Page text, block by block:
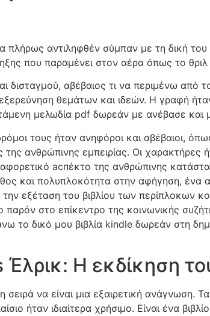
αντιληφθέν σύμπαν με τη δική του
που παραμένει στον αέρα όπως το θριλ
δισταγμού, αβέβαιος τι να περιμένω
θεμάτων και ιδεών. Η γραφή
μελωδία pdf δωρεάν με ανέβασε και
τους ήταν ανηφόροι και αβέβαιοι,
ανθρώπινης εμπειρίας. Οι χαρακτήρες
аспέκτο της ανθρώπινης
και πολυπλοκότητα στην αφήγηση, ένα
εξέταση του βιβλίου των περίπλοκων
παρόν στο επίκεντρο της κοινωνικής
το δικό μου βιβλία kindle δωρεάν στη
Η εκδίκηση
σειρά να είναι μια εξαιρετική
ήταν ιδιαίτερα χρήσιμο. Είναι ένα